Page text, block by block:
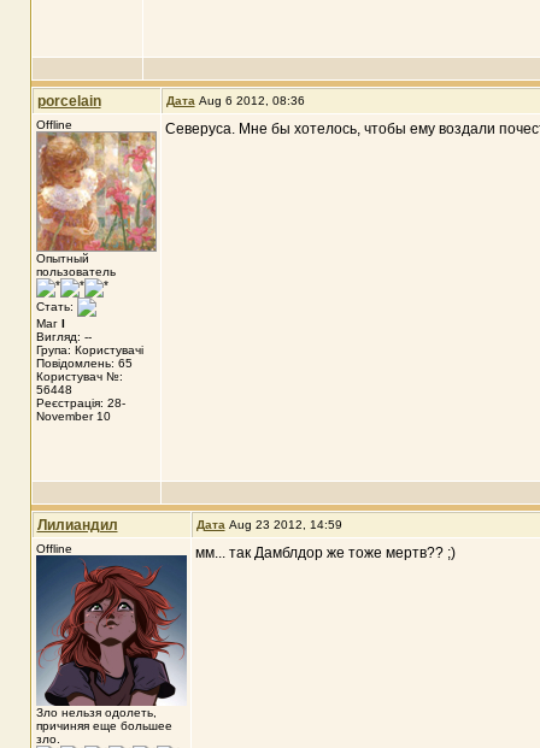
porcelain Дата Aug 6 2012, 08:36
Offline
Опытный
пользователь
Стать:
Маг I
Вигляд: --
Група: Користувачі
Повідомлень: 65
Користувач №:
56448
Реєстрація: 28-
November 10
Северуса. Мне бы хотелось, чтобы ему воздали
Лилиандил Дата Aug 23 2012, 14:59
Offline
Зло нельзя одолеть,
причиняя еще большее
зло.
мм... так Дамблдор же тоже мертв?? ;)